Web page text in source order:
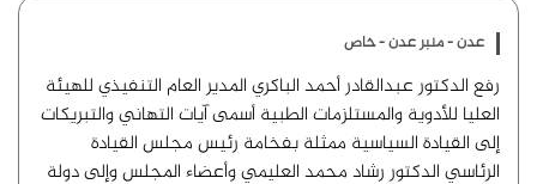
عدن - منبر عدن - خاص
رفع الدكتور عبدالقادر أحمد الباكري المدير العام التنفيذي للهيئة
العليا للأدوية والمستلزمات الطبية أسمى آيات التهاني والتبريكات
إلى القيادة السياسية ممثلة بفخامة رئيس مجلس القيادة
الرئاسي الدكتور رشاد محمد العليمي وأعضاء المجلس وإلى دولة